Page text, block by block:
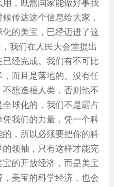
，既然国家能做好事我
传达这个信息给大家，
的美宝，已经迈进了这
我们在人民大会堂提出
经完成。我们有不可比
而且是落地的。没有任
想造福人类，否则他不
球化的，我们不是霸占
我们的力量，凭一个科
，所以必须要把你的科
领袖，只有这样才能完
的开放经济，而是美宝
美宝的科学经济，也会